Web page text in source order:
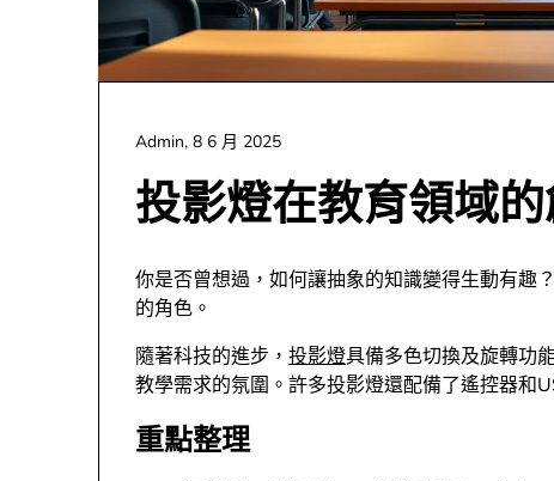
投影燈在教育領域
Admin, 8 6 月 2025
你是否曾想過，如何讓抽象的知識變得生動有趣
的角色。
隨著科技的進步， 投影燈具備多色切換及旋轉功
教學需求的氛圍。許多投影燈還配備了遙控器和
重點整理